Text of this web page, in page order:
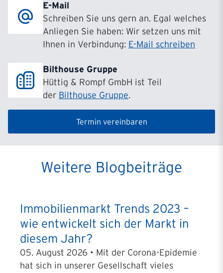
E-Mail
Schreiben Sie uns gern an. Egal welches
Anliegen Sie haben: Wir setzen uns mit
Ihnen in Verbindung: E-Mail schreiben
Bilthouse Gruppe
Hüttig & Rompf GmbH ist Teil
der Bilthouse Gruppe.
Termin vereinbaren
Weitere Blogbeiträge
Immobilienmarkt Trends 2023 –
wie entwickelt sich der Markt in
diesem Jahr?
05. August 2026 • Mit der Corona-Epidemie
hat sich in unserer Gesellschaft vieles